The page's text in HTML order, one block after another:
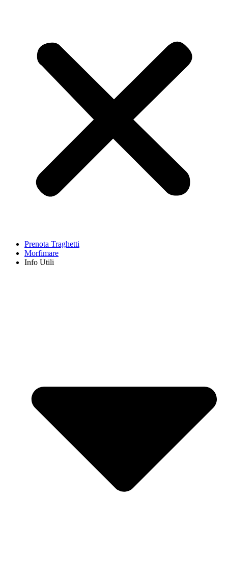
Prenota Traghetti
Morfimare
Info Utili